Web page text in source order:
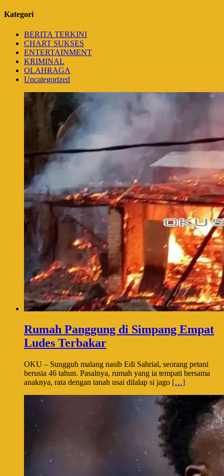
Kategori
BERITA TERKINI
CHART SUKSES
ENTERTAINMENT
KRIMINAL
OLAHRAGA
Uncategorized
Rumah Panggung di Simpang Empat
Ludes Terbakar
OKU – Sungguh malang nasib Edi Sahrial, seorang petani
berusia 46 tahun. Pasalnya, rumah yang ia tempati bersama
anaknya, rata dengan tanah usai dilalap si jago […]